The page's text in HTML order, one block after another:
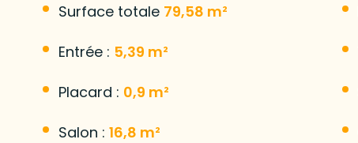
Surface totale 79,58 m²
Entrée : 5,39 m²
Placard : 0,9 m²
Salon : 16,8 m²